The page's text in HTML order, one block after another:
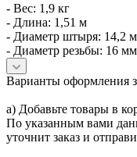
- Вес: 1,9 кг
- Длина: 1,51 м
- Диаметр штыря: 14,2
- Диаметр резьбы: 16 мм
Варианты оформления
а) Добавьте товары в
По указанным вами
уточнит заказ и